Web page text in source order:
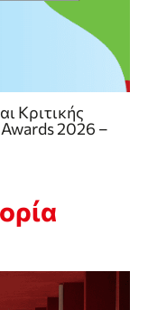
Κριτικής
2026 –